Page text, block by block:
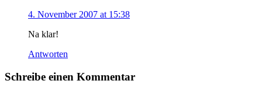
4. November 2007 at 15:38
Na klar!
Antworten
Schreibe einen Kommentar